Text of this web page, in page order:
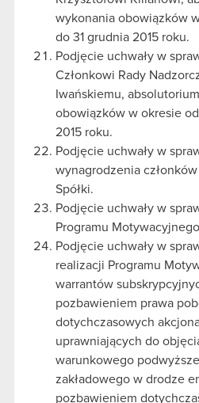
wykonania obowiązków
do 31 grudnia 2015 roku.
Podjęcie uchwały w
Członkowi Rady
Iwańskiemu,
obowiązków w okresie
2015 roku.
Podjęcie uchwały w
wynagrodzenia
Spółki.
Podjęcie uchwały w
Programu
Podjęcie uchwały w
realizacji Programu
warrantów
pozbawieniem prawa
dotychczasowych
uprawniających do
warunkowego
zakładowego w drodze
pozbawieniem